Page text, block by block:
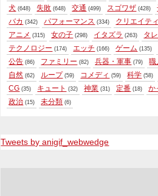
犬 (648) 失敗 (648) 交通 (499) スゴワザ (428)
バカ (342) パフォーマンス (334) クリエイテ
アニメ (315) 女の子 (298) イタズラ (263) タ
テクノロジー (174) エッチ (166) ゲーム (135)
公告 (86) ファミリー (82) 兵器・軍事 (79) 職
自然 (62) ループ (59) コメディ (59) 科学 (58)
CG (35) キュート (32) 神業 (31) 定番 (18) か
政治 (15) 未分類 (6)
Tweets by anigif_webwedge